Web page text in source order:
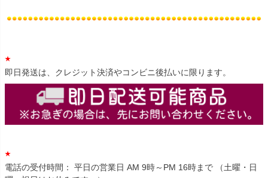
即日発送は、クレジット決済やコンビニ後払いに限ります。
電話の受付時間： 平日の営業日 AM 9時～PM 16時まで （土曜・日